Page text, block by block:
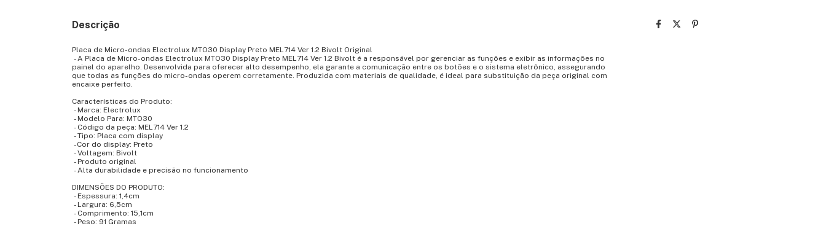
Descrição
Placa de Micro-ondas Electrolux MTO30 Display Preto MEL714 Ver 1.2 Bivolt Original
- A Placa de Micro-ondas Electrolux MTO30 Display Preto MEL714 Ver 1.2 Bivolt é a responsável por gerenciar as funções e exibir as informações no
painel do aparelho. Desenvolvida para oferecer alto desempenho, ela garante a comunicação entre os botões e o sistema eletrônico, assegurando
que todas as funções do micro-ondas operem corretamente. Produzida com materiais de qualidade, é ideal para substituição da peça original com
encaixe perfeito.
Características do Produto:
- Marca: Electrolux
- Modelo Para: MTO30
- Código da peça: MEL714 Ver 1.2
- Tipo: Placa com display
-Cor do display: Preto
- Voltagem: Bivolt
- Produto original
- Alta durabilidade e precisão no funcionamento
DIMENSÕES DO PRODUTO:
- Espessura: 1,4cm
- Largura: 6,5cm
- Comprimento: 15,1cm
- Peso: 91 Gramas